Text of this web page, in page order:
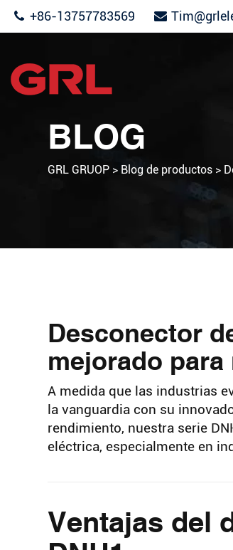
+86-13757783569
BLOG
GRL GRUOP > Blog de productos >
Desconector
mejorado
A medida que las industrias
la vanguardia con su
rendimiento, nuestra serie
eléctrica, especialmente en
Ventajas del